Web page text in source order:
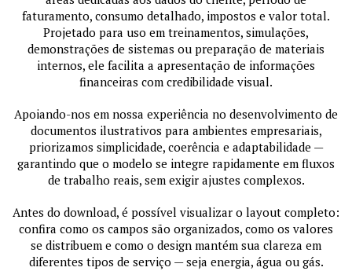
faturamento, consumo detalhado, impostos e valor total.
Projetado para uso em treinamentos, simulações,
demonstrações de sistemas ou preparação de materiais
internos, ele facilita a apresentação de informações
financeiras com credibilidade visual.
Apoiando-nos em nossa experiência no desenvolvimento de
documentos ilustrativos para ambientes empresariais,
priorizamos simplicidade, coerência e adaptabilidade —
garantindo que o modelo se integre rapidamente em fluxos
de trabalho reais, sem exigir ajustes complexos.
Antes do download, é possível visualizar o layout completo:
confira como os campos são organizados, como os valores
se distribuem e como o design mantém sua clareza em
diferentes tipos de serviço — seja energia, água ou gás.